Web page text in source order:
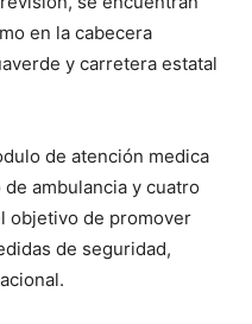
en la cabecera
y carretera estatal
de atención medica
ambulancia y cuatro
objetivo de promover
de seguridad,